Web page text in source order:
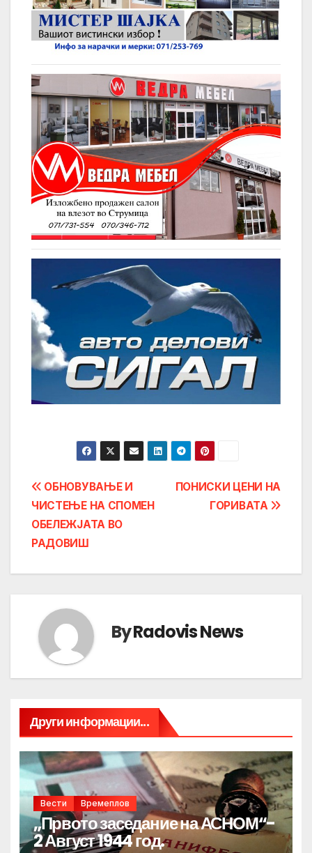
Post
navigation
ПОНИСКИ ЦЕНИ НА
ГОРИВАТА
ОБНОВУВАЊЕ И
ЧИСТЕЊЕ НА СПОМЕН
ОБЕЛЕЖЈАТА ВО
РАДОВИШ
ByRadovis News
Други информации...
Вести Времеплов
„Првото заседание на АСНОМ“-
2 Август 1944 год.